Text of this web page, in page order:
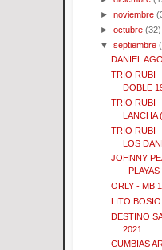
►noviembre
►octubre (32)
▼septiembre
DANIEL
TRIO RUBI -
DOBLE
TRIO RUBI
LANCHA
TRIO RUBI
LOS
JOHNNY
-
ORLY - MB
LITO
DESTINO
2021
CUMBIAS